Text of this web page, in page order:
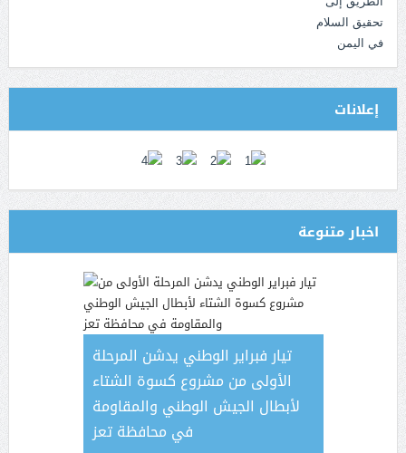
إعلانات
اخبار متنوعة
تيار فبراير الوطني يدشن المرحلة
الأولى من مشروع كسوة الشتاء
لأبطال الجيش الوطني والمقاومة
في محافظة تعز